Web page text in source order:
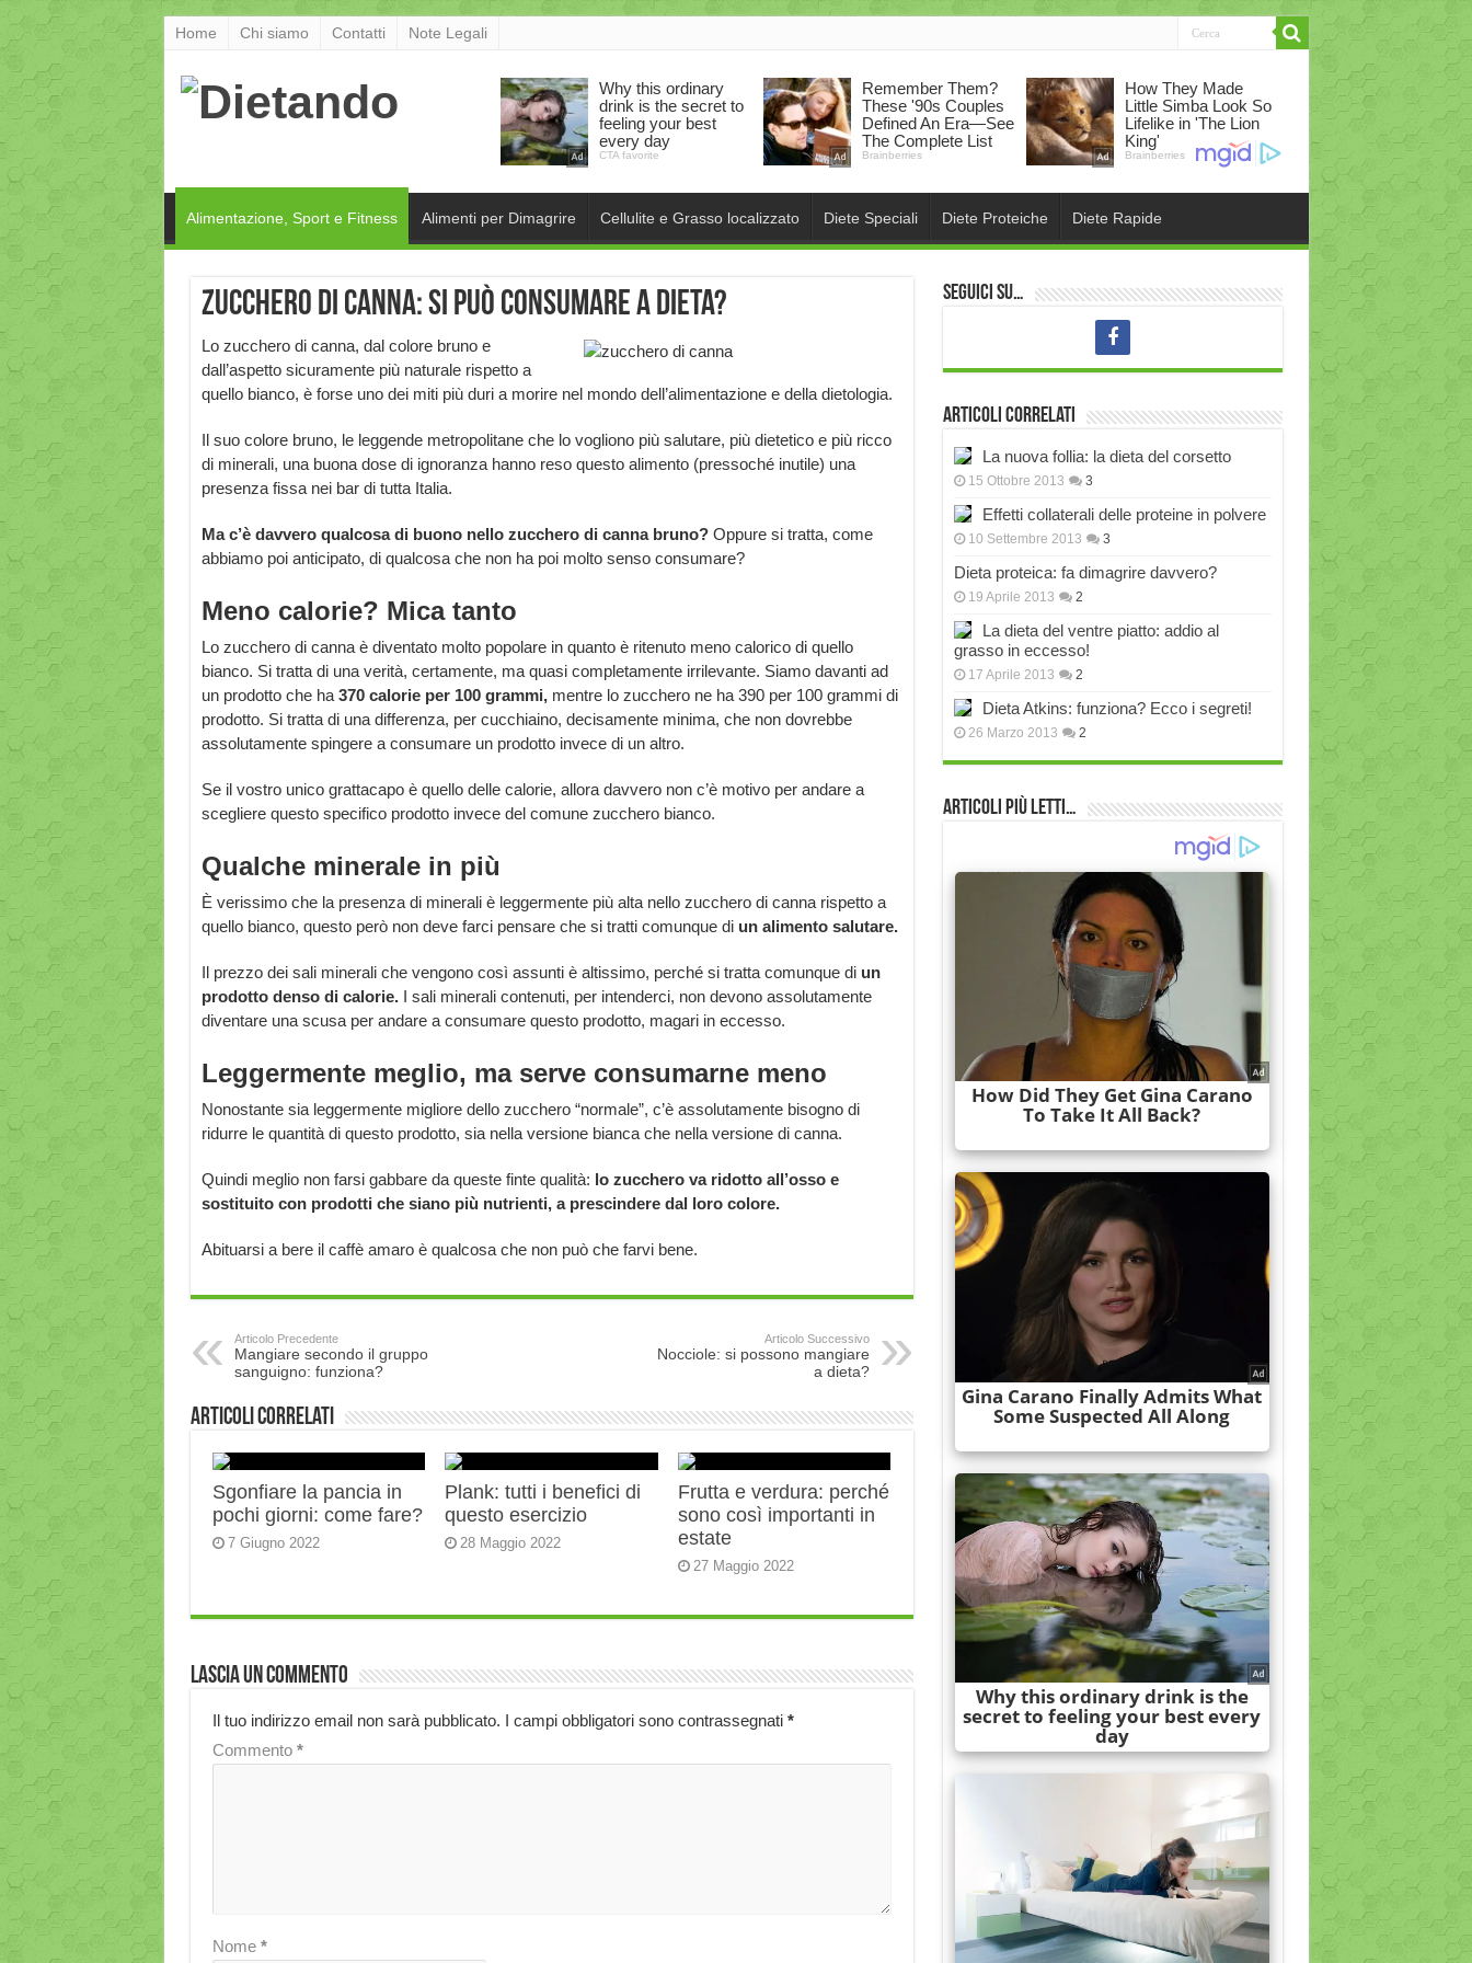
Home Chi siamo Contatti Note Legali
Alimentazione, Sport e Fitness Alimenti per Dimagrire Cellulite e Grasso localizzato Diete Speciali Diete Proteiche Diete Rapide
Zucchero di canna: si può consumare a dieta?
Lo zucchero di canna, dal colore bruno e
dall’aspetto sicuramente più naturale rispetto a
quello bianco, è forse uno dei miti più duri a morire nel mondo dell’alimentazione e della dietologia.
Il suo colore bruno, le leggende metropolitane che lo vogliono più salutare, più dietetico e più ricco
di minerali, una buona dose di ignoranza hanno reso questo alimento (pressoché inutile) una
presenza fissa nei bar di tutta Italia.
Ma c’è davvero qualcosa di buono nello zucchero di canna bruno?Oppure si tratta, come
abbiamo poi anticipato, di qualcosa che non ha poi molto senso consumare?
Meno calorie? Mica tanto
Lo zucchero di canna è diventato molto popolare in quanto è ritenuto meno calorico di quello
bianco. Si tratta di una verità, certamente, ma quasi completamente irrilevante. Siamo davanti ad
un prodotto che ha 370 calorie per 100 grammi,mentre lo zucchero ne ha 390 per 100 grammi di
prodotto. Si tratta di una differenza, per cucchiaino, decisamente minima, che non dovrebbe
assolutamente spingere a consumare un prodotto invece di un altro.
Se il vostro unico grattacapo è quello delle calorie, allora davvero non c’è motivo per andare a
scegliere questo specifico prodotto invece del comune zucchero bianco.
Qualche minerale in più
È verissimo che la presenza di minerali è leggermente più alta nello zucchero di canna rispetto a
quello bianco, questo però non deve farci pensare che si tratti comunque diun alimento salutare.
Il prezzo dei sali minerali che vengono così assunti è altissimo, perché si tratta comunque di un
prodotto denso di calorie.I sali minerali contenuti, per intenderci, non devono assolutamente
diventare una scusa per andare a consumare questo prodotto, magari in eccesso.
Leggermente meglio, ma serve consumarne meno
Nonostante sia leggermente migliore dello zucchero “normale”, c’è assolutamente bisogno di
ridurre le quantità di questo prodotto, sia nella versione bianca che nella versione di canna.
Quindi meglio non farsi gabbare da queste finte qualità: lo zucchero va ridotto all’osso e
sostituito con prodotti che siano più nutrienti, a prescindere dal loro colore.
Abituarsi a bere il caffè amaro è qualcosa che non può che farvi bene.
Articolo Precedente
Mangiare secondo il gruppo
sanguigno: funziona?
Articolo Successivo
Nocciole: si possono mangiare
a dieta?
Articoli correlati
Sgonfiare la pancia in
pochi giorni: come fare?
7 Giugno 2022
Plank: tutti i benefici di
questo esercizio
28 Maggio 2022
Frutta e verdura: perché
sono così importanti in
estate
27 Maggio 2022
Lascia un commento
Il tuo indirizzo email non sarà pubblicato. I campi obbligatori sono contrassegnati *
Commento *
Nome *
Seguici su…
Articoli correlati
La nuova follia: la dieta del corsetto
15 Ottobre 2013 3
Effetti collaterali delle proteine in polvere
10 Settembre 2013 3
Dieta proteica: fa dimagrire davvero?
19 Aprile 2013 2
La dieta del ventre piatto: addio al
grasso in eccesso!
17 Aprile 2013 2
Dieta Atkins: funziona? Ecco i segreti!
26 Marzo 2013 2
Articoli più Letti…